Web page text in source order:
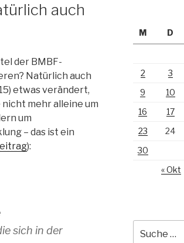
auch
der BMBF-
Natürlich auch
etwas verändert,
mehr alleine um
um
– das ist ein
):
sich in der
M
D
2
3
9
10
16
17
23
24
30
« Okt
nach: